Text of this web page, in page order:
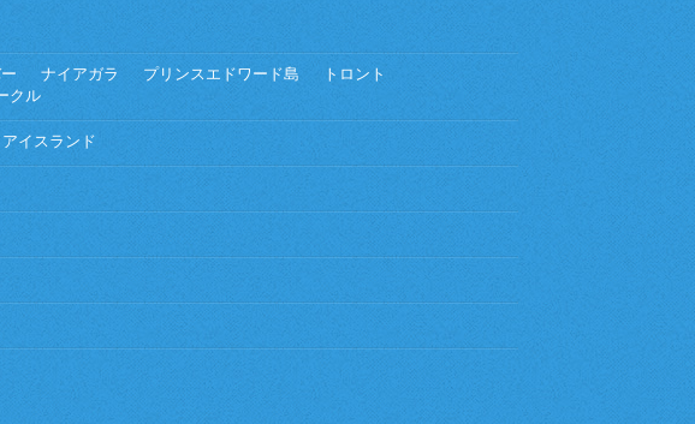
ナイアガラ プリンスエドワード島
トロント
クル
アイスランド